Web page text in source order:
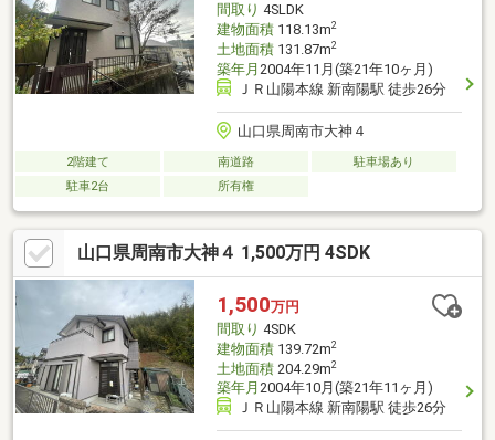
間取り 4SLDK
建物面積118.13m2
土地面積131.87m2
築年月 2004年11月(築21年10ヶ月)
ＪＲ山陽本線 新南陽駅 徒歩26分
山口県周南市大神４
2階建て 南道路
駐車場あり
駐車2台
所有権
山口県周南市大神４ 1,500万円 4SDK
1,500万円
間取り 4SDK
建物面積139.72m2
土地面積204.29m2
築年月 2004年10月(築21年11ヶ月)
ＪＲ山陽本線 新南陽駅 徒歩26分